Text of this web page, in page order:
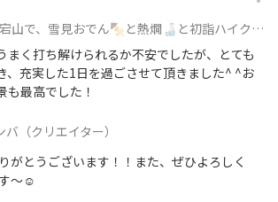
山で、雪見おでん🍢と熱燗🍶と初詣ハイク🏔️に参加
まく打ち解けられるか不安でしたが、とても
、充実した1日を過ごさせて頂きました^ ^お
も最高でした！
バ （クリエイター）
がとうございます！！また、ぜひよろしく
〜☺️